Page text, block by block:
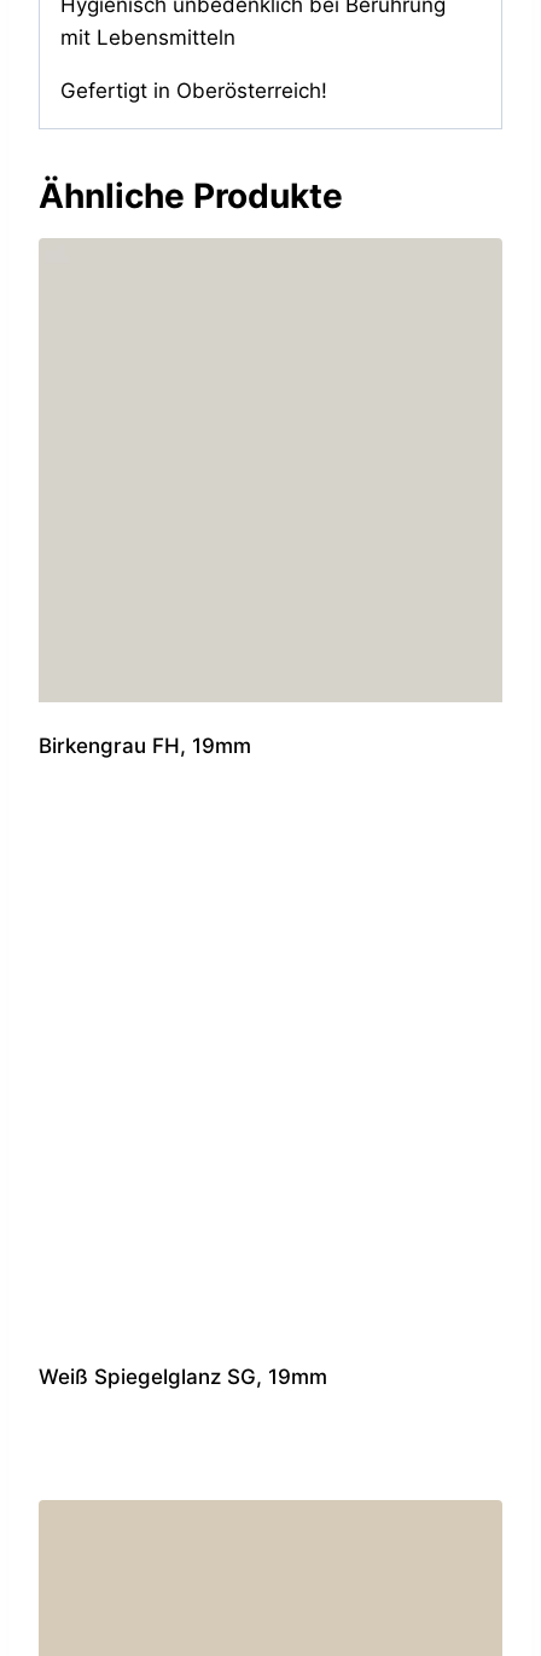
mit Lebensmitteln
Gefertigt in Oberösterreich!
Ähnliche Produkte
Birkengrau FH, 19mm
Weiß Spiegelglanz SG, 19mm